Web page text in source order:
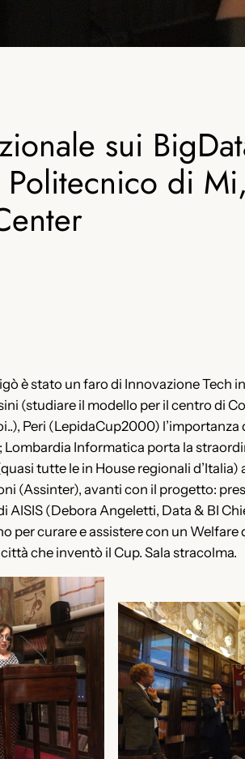
sui
di
è stato un faro di Innovazione Tech
(studiare il modello per il centro di
Peri (LepidaCup2000)
Informatica porta la
tutte le in House regionali
(Assinter), avanti con il progetto:
(Debora Angeletti, Data & BI
per curare e assistere con un
che inventò il Cup. Sala stracolma.